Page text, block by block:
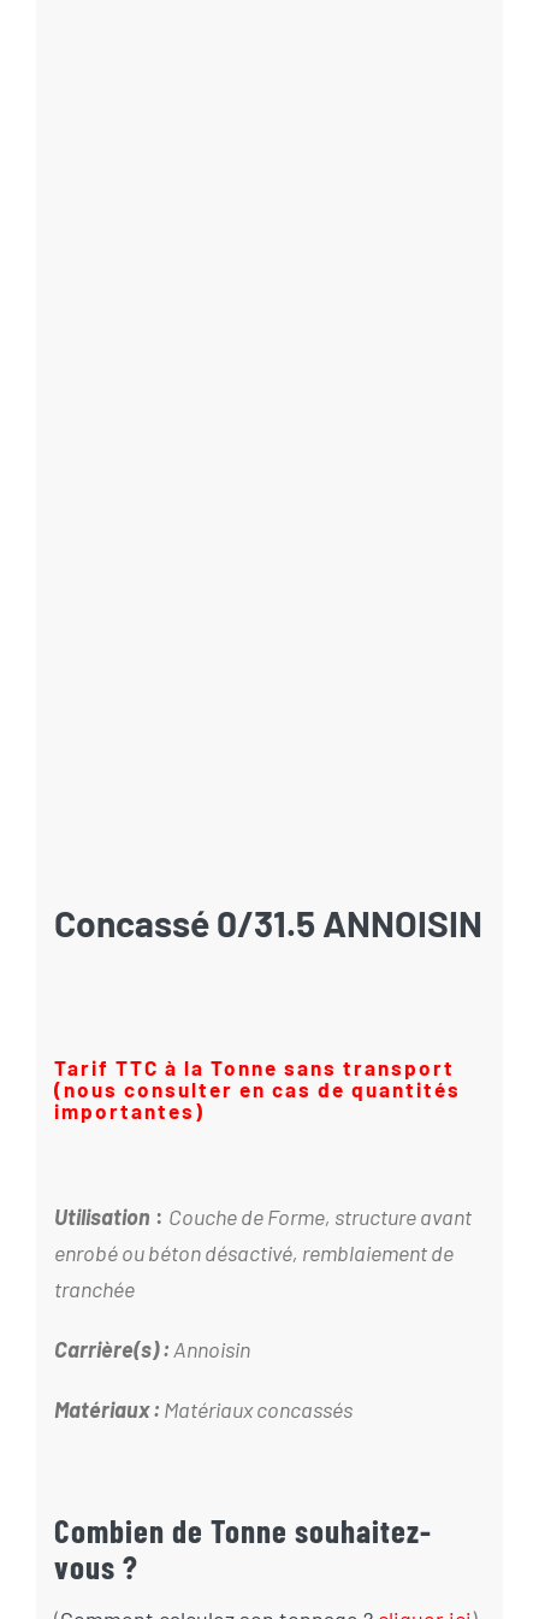
Concassé 0/31.5 ANNOISIN
Tarif TTC à la Tonne sans transport
(nous consulter en cas de quantités
importantes)
Utilisation : Couche de Forme, structure avant
enrobé ou béton désactivé, remblaiement de
tranchée
Carrière(s) : Annoisin
Matériaux : Matériaux concassés
Combien de Tonne souhaitez-
vous ?